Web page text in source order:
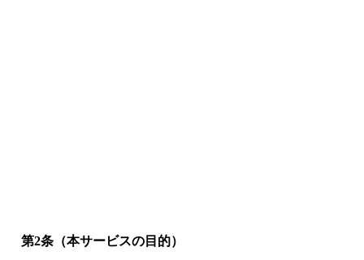
第2条（本サービスの目的）